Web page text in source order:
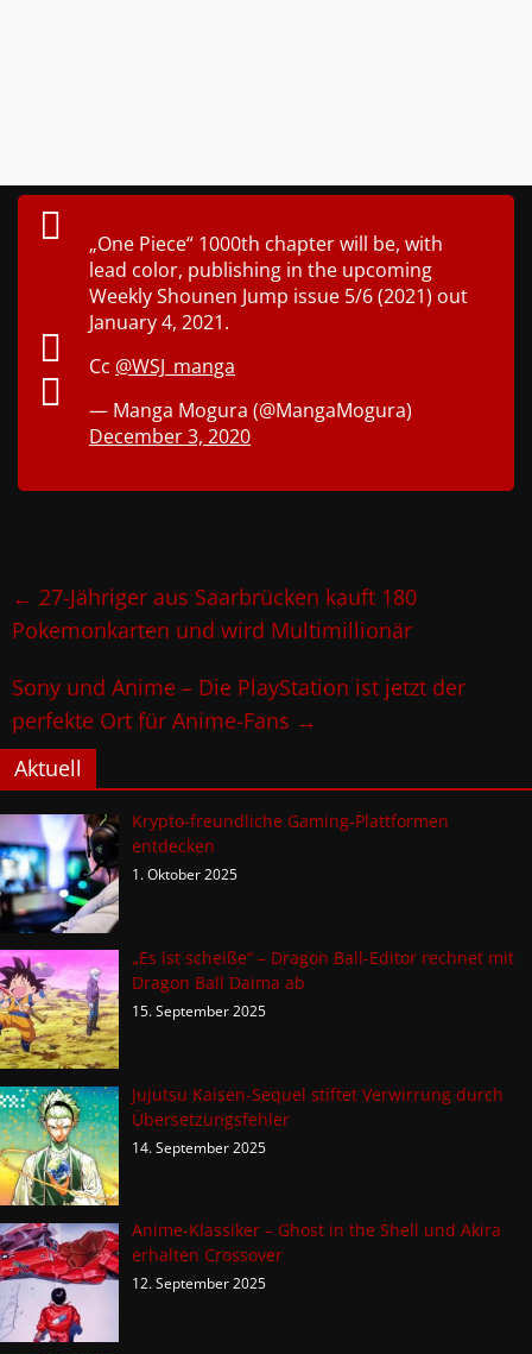
„One Piece“ 1000th chapter will be, with
lead color, publishing in the upcoming
Weekly Shounen Jump issue 5/6 (2021) out
January 4, 2021.
Cc @WSJ_manga
— Manga Mogura (@MangaMogura)
December 3, 2020
← 27-Jähriger aus Saarbrücken kauft 180
Pokemonkarten und wird Multimillionär
Sony und Anime – Die PlayStation ist jetzt der
perfekte Ort für Anime-Fans →
Aktuell
Krypto-freundliche Gaming-Plattformen
entdecken
1. Oktober 2025
„Es ist scheiße“ – Dragon Ball-Editor rechnet mit
Dragon Ball Daima ab
15. September 2025
Jujutsu Kaisen-Sequel stiftet Verwirrung durch
Übersetzungsfehler
14. September 2025
Anime-Klassiker – Ghost in the Shell und Akira
erhalten Crossover
12. September 2025